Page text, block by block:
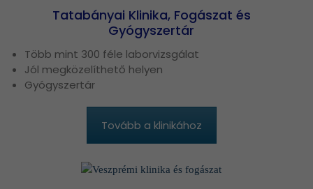
Tatabányai Klinika, Fogászat és
Gyógyszertár
Több mint 300 féle laborvizsgálat
Jól megközelíthető helyen
Gyógyszertár
Tovább a klinikához